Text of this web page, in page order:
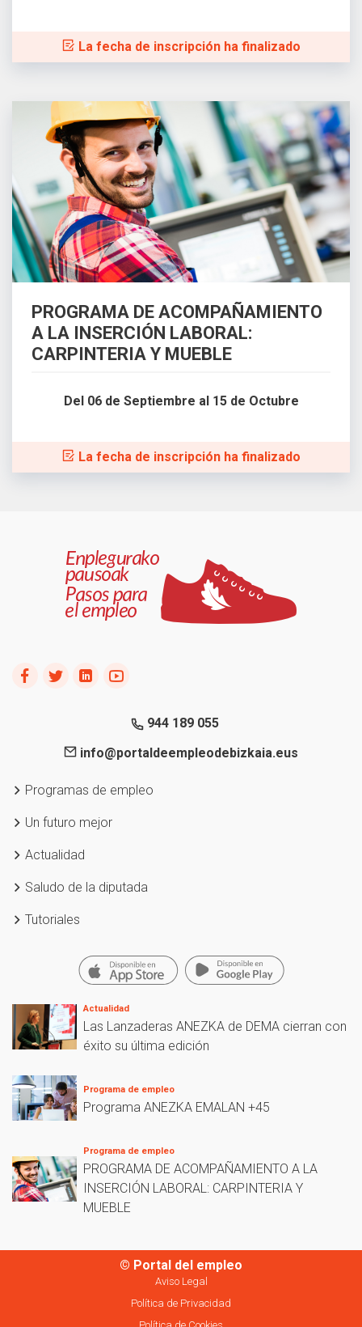
La fecha de inscripción ha finalizado
PROGRAMA DE ACOMPAÑAMIENTO
A LA INSERCIÓN LABORAL:
CARPINTERIA Y MUEBLE
Del 06 de Septiembre al 15 de Octubre
La fecha de inscripción ha finalizado
944 189 055
info@portaldeempleodebizkaia.eus
Programas de empleo
Un futuro mejor
Actualidad
Saludo de la diputada
Tutoriales
Actualidad
Las Lanzaderas ANEZKA de DEMA cierran con
éxito su última edición
Programa de empleo
Programa ANEZKA EMALAN +45
Programa de empleo
PROGRAMA DE ACOMPAÑAMIENTO A LA
INSERCIÓN LABORAL: CARPINTERIA Y
MUEBLE
© Portal del empleo
Aviso Legal
Política de Privacidad